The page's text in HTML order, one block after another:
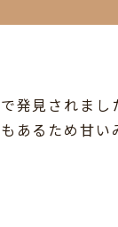
発見されまし
あるため甘